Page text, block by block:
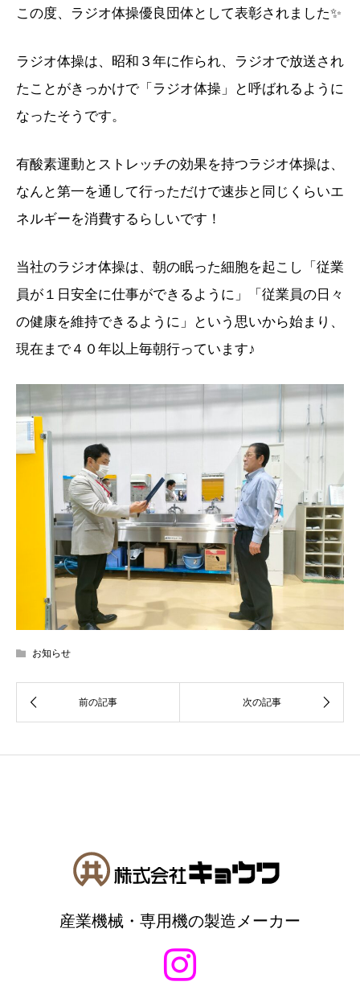
この度、ラジオ体操優良団体として表彰されました✨
ラジオ体操は、昭和３年に作られ、ラジオで放送され
たことがきっかけで「ラジオ体操」と呼ばれるように
なったそうです。
有酸素運動とストレッチの効果を持つラジオ体操は、
なんと第一を通して行っただけで速歩と同じくらいエ
ネルギーを消費するらしいです！
当社のラジオ体操は、朝の眠った細胞を起こし「従業
員が１日安全に仕事ができるように」「従業員の日々
の健康を維持できるように」という思いから始まり、
現在まで４０年以上毎朝行っています♪
お知らせ
産業機械・専用機の製造メーカー